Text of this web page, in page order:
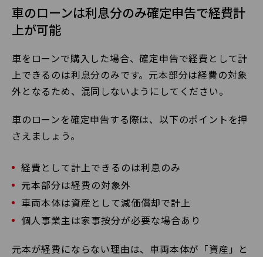
車のローンは利息分のみ確定申告で経費計
上が可能
車をローンで購入した場合、確定申告で経費として計
上できるのは利息分のみです。元本部分は経費の対象
外となるため、混同しないようにしてください。
車のローンを確定申告する際は、以下のポイントを押
さえましょう。
経費として計上できるのは利息のみ
元本部分は経費の対象外
車両本体は資産として減価償却で計上
個人事業主は家事按分が必要な場合あり
元本が経費にならない理由は、車両本体が「資産」と